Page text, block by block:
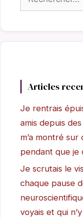
Articles
Je rentrais
amis depuis
m’a montré
pendant que je
Je scrutais le
chaque pause
voyais et qui